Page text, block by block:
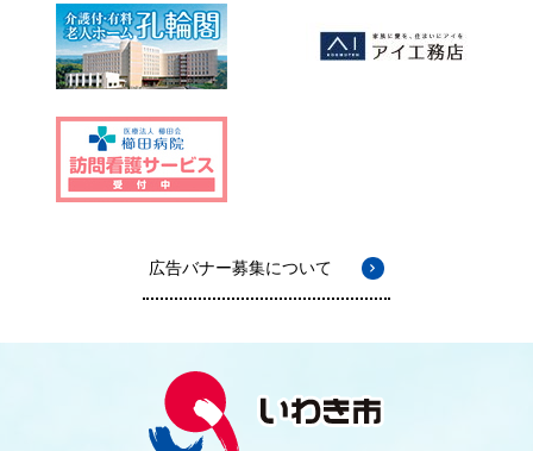
広告バナー募集について